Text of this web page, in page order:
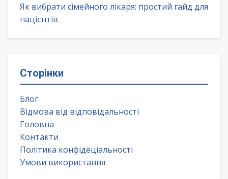
Як вибрати сімейного лікаря: простий гайд для
пацієнтів
Сторінки
Блог
Відмова від відповідальності
Головна
Контакти
Політика конфідеціальності
Умови використання